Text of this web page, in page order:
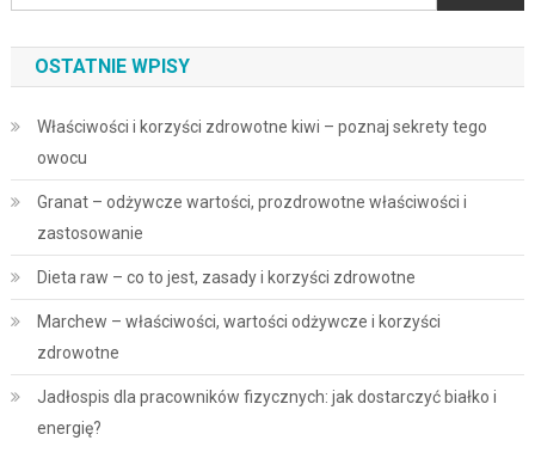
OSTATNIE WPISY
Właściwości i korzyści zdrowotne kiwi – poznaj sekrety tego
owocu
Granat – odżywcze wartości, prozdrowotne właściwości i
zastosowanie
Dieta raw – co to jest, zasady i korzyści zdrowotne
Marchew – właściwości, wartości odżywcze i korzyści
zdrowotne
Jadłospis dla pracowników fizycznych: jak dostarczyć białko i
energię?